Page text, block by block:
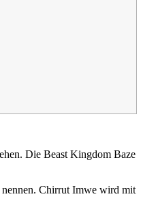
Die Beast Kingdom Baze
nennen. Chirrut Imwe wird mit